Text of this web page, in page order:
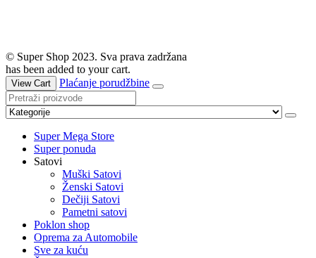
© Super Shop 2023. Sva prava zadržana
has been added to your cart.
View Cart Plaćanje porudžbine
Super Mega Store
Super ponuda
Satovi
Muški Satovi
Ženski Satovi
Dečiji Satovi
Pametni satovi
Poklon shop
Oprema za Automobile
Sve za kuću